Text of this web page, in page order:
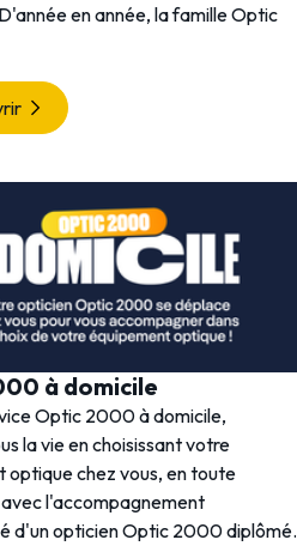
en année, la famille Optic
à domicile
Optic 2000 à domicile,
la vie en choisissant votre
optique chez vous, en toute
l'accompagnement
d'un opticien Optic 2000 diplômé.